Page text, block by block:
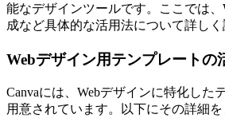
能なデザインツールです。ここでは
成など具体的な活用法について詳しく
Webデザイン用テンプレートの
Canvaには、Webデザインに特化した
用意されています。以下にその詳細を